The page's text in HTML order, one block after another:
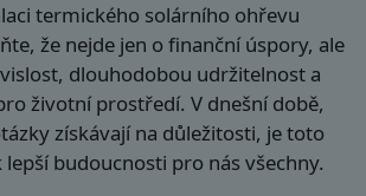
termického solárního ohřevu
že nejde jen o finanční úspory, ale
dlouhodobou udržitelnost a
životní prostředí. V dnešní době,
získávají na důležitosti, je toto
budoucnosti pro nás všechny.